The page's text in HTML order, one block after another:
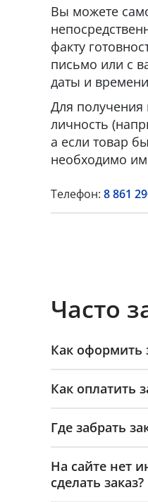
Вы можете
факту
письмо или с
даты и
Для получения
личность
а если товар
необходимо
Телефон: 8 861
Часто
Как оформить
Как оплатить
Где забрать
На сайте нет
сделать заказ?